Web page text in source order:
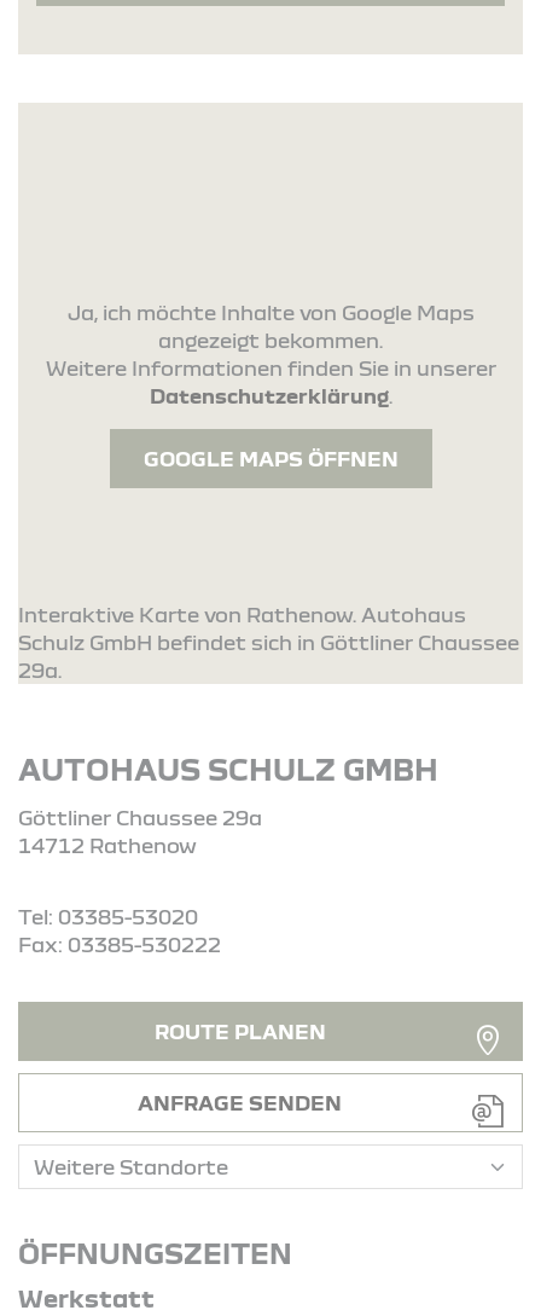
Ja, ich möchte Inhalte von Google Maps
angezeigt bekommen.
Weitere Informationen finden Sie in unserer
Datenschutzerklärung.
GOOGLE MAPS ÖFFNEN
Interaktive Karte von Rathenow. Autohaus
Schulz GmbH befindet sich in Göttliner Chaussee
29a.
AUTOHAUS SCHULZ GMBH
Göttliner Chaussee 29a
14712 Rathenow
Tel: 03385-53020
Fax: 03385-530222
ROUTE PLANEN
ANFRAGE SENDEN
ÖFFNUNGSZEITEN
Werkstatt